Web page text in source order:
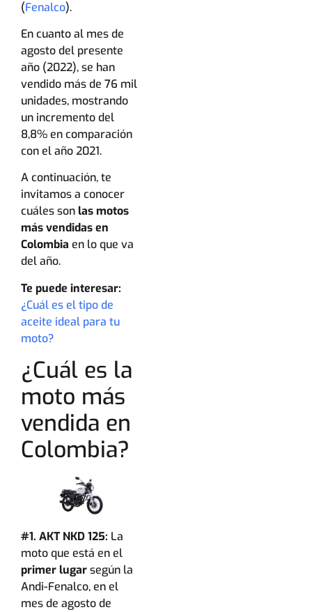
(Fenalco).
En cuanto al mes de
agosto del presente
año (2022), se han
vendido más de 76 mil
unidades, mostrando
un incremento del
8,8% en comparación
con el año 2021.
A continuación, te
invitamos a conocer
cuáles son las motos
más vendidas en
Colombia en lo que va
del año.
Te puede interesar:
¿Cuál es el tipo de
aceite ideal para tu
moto?
¿Cuál es la
moto más
vendida en
Colombia?
#1. AKT NKD 125: La
moto que está en el
primer lugarsegún la
Andi-Fenalco, en el
mes de agosto de